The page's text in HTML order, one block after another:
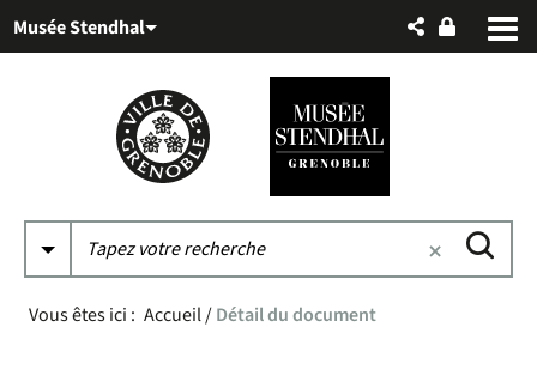
au
auMusée Stendhal
Vous êtes ici : Accueil/Détail du document